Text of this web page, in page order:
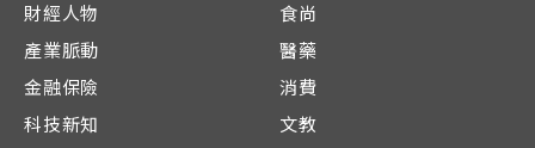
財經人物
產業脈動
金融保險
科技新知
食尚
醫藥
消費
文教